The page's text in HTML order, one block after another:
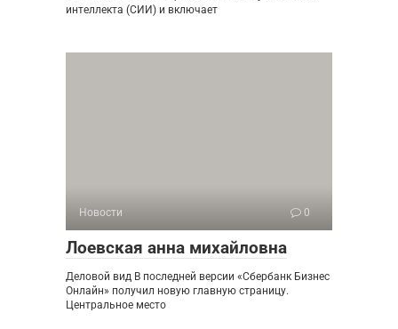
интеллекта (СИИ) и включает
Новости 0
Лоевская анна михайловна
Деловой вид В последней версии «Сбербанк Бизнес
Онлайн» получил новую главную страницу.
Центральное место